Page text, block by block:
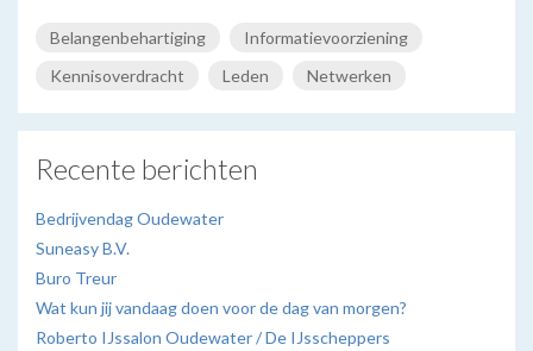
Belangenbehartiging
Informatievoorziening
Kennisoverdracht
Leden Netwerken
Recente berichten
Bedrijvendag Oudewater
Suneasy B.V.
Buro Treur
Wat kun jij vandaag doen voor de dag van morgen?
Roberto IJssalon Oudewater / De IJsscheppers